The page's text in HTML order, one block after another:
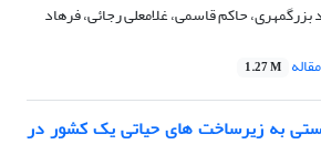
حاکم قاسمی، غلامعلی رجائی، فرهاد
1.27 M
به زیرساخت های حیاتی یک کشور در